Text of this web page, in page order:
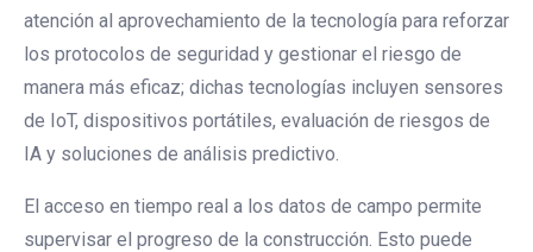
atención al aprovechamiento de la tecnología para reforzar
los protocolos de seguridad y gestionar el riesgo de
manera más eficaz; dichas tecnologías incluyen sensores
de IoT, dispositivos portátiles, evaluación de riesgos de
IA y soluciones de análisis predictivo.
El acceso en tiempo real a los datos de campo permite
supervisar el progreso de la construcción. Esto puede